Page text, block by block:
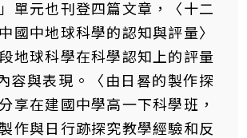
」單元也刊登四篇文章，〈十二
國中地球科學的認知與評量〉
地球科學在科學認知上的評量
容與表現。〈由日晷的製作探
享在建國中學高一下科學班，
作與日行跡探究教學經驗和反